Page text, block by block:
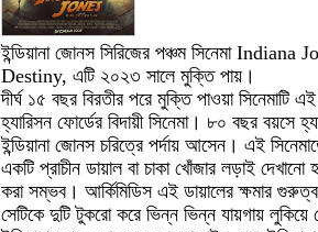
ইন্ডিয়ানা জোনস সিরিজের পঞ্চম সিনেমা
Destiny, এটি ২০২৩ সালে মুক্তি পায়।
দীর্ঘ ১৫ বছর বিরতীর পরে মুক্তি পাওয়া সিনেমাটি
হ্যারিসন ফোর্ডের বিদায়ী সিনেমা। ৮০ বছর বয়সে
ইন্ডিয়ানা জোনস চরিত্রে পর্দায় আসেন। এই
একটি প্রাচীন ডায়াল বা চাকা খোঁজার লড়াই দেখানো
করা সম্ভব। আর্কিমিডিস এই ডায়ালের ক্ষমার
সেটিকে দুটি টুকরো করে ভিন্ন ভিন্ন যায়গায়